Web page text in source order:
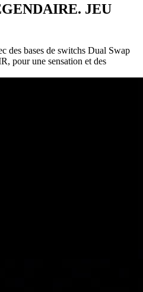
JEU
des bases de switchs Dual Swap
pour une sensation et des